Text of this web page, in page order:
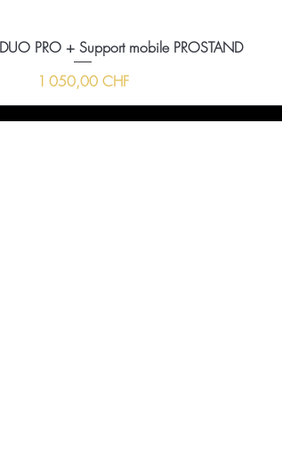
PRO + Support mobile PROSTAND
Prix
1 050,00 CHF